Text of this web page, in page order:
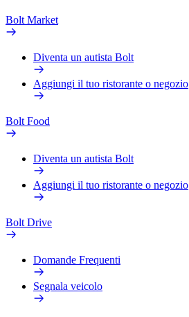
Bolt Market
Diventa un autista Bolt
Aggiungi il tuo ristorante o negozio
Bolt Food
Diventa un autista Bolt
Aggiungi il tuo ristorante o negozio
Bolt Drive
Domande Frequenti
Segnala veicolo